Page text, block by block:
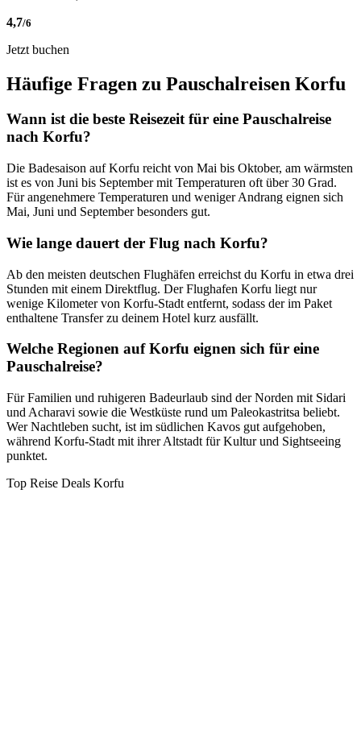
4,7/6
Jetzt buchen
Häufige Fragen zu Pauschalreisen Korfu
Wann ist die beste Reisezeit für eine Pauschalreise
nach Korfu?
Die Badesaison auf Korfu reicht von Mai bis Oktober, am wärmsten
ist es von Juni bis September mit Temperaturen oft über 30 Grad.
Für angenehmere Temperaturen und weniger Andrang eignen sich
Mai, Juni und September besonders gut.
Wie lange dauert der Flug nach Korfu?
Ab den meisten deutschen Flughäfen erreichst du Korfu in etwa drei
Stunden mit einem Direktflug. Der Flughafen Korfu liegt nur
wenige Kilometer von Korfu-Stadt entfernt, sodass der im Paket
enthaltene Transfer zu deinem Hotel kurz ausfällt.
Welche Regionen auf Korfu eignen sich für eine
Pauschalreise?
Für Familien und ruhigeren Badeurlaub sind der Norden mit Sidari
und Acharavi sowie die Westküste rund um Paleokastritsa beliebt.
Wer Nachtleben sucht, ist im südlichen Kavos gut aufgehoben,
während Korfu-Stadt mit ihrer Altstadt für Kultur und Sightseeing
punktet.
Top Reise Deals Korfu